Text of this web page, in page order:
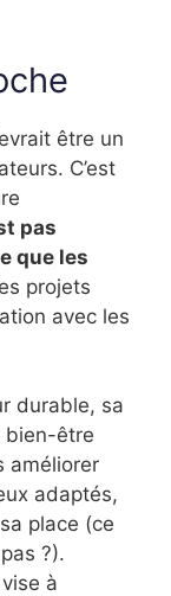
être un
C’est
pas
que les
projets
avec les
durable, sa
bien-être
améliorer
adaptés,
place (ce
?).
à